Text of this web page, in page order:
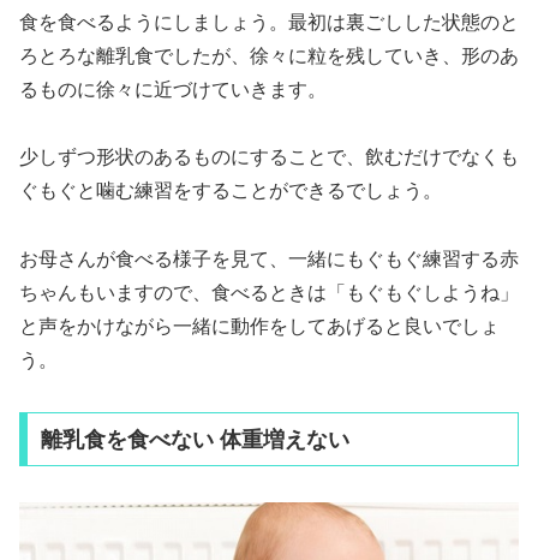
食を食べるようにしましょう。最初は裏ごしした状態のと
ろとろな離乳食でしたが、徐々に粒を残していき、形のあ
るものに徐々に近づけていきます。
少しずつ形状のあるものにすることで、飲むだけでなくも
ぐもぐと噛む練習をすることができるでしょう。
お母さんが食べる様子を見て、一緒にもぐもぐ練習する赤
ちゃんもいますので、食べるときは「もぐもぐしようね」
と声をかけながら一緒に動作をしてあげると良いでしょ
う。
離乳食を食べない 体重増えない